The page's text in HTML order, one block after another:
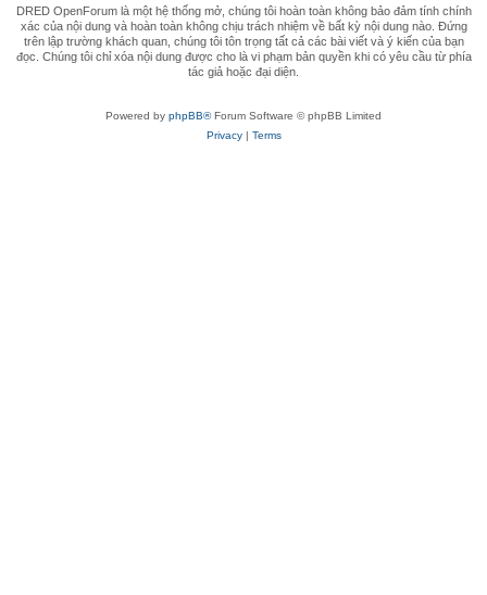
DRED OpenForum là một hệ thống mở, chúng tôi hoàn toàn không bảo đảm tính chính
xác của nội dung và hoàn toàn không chịu trách nhiệm về bất kỳ nội dung nào. Đứng
trên lập trường khách quan, chúng tôi tôn trọng tất cả các bài viết và ý kiến của bạn
đọc. Chúng tôi chỉ xóa nội dung được cho là vi phạm bản quyền khi có yêu cầu từ phía
tác giả hoặc đại diện.
Powered by phpBB®Forum Software © phpBB Limited
Privacy| Terms